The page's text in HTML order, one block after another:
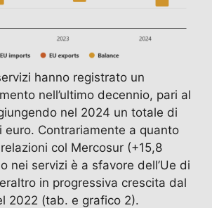
hanno registrato un
nell’ultimo decennio, pari al
nel 2024 un totale di
euro. Contrariamente a quanto
col Mercosur (+15,8
nei servizi è a sfavore dell’Ue di
in progressiva crescita dal
2022 (tab. e grafico 2).